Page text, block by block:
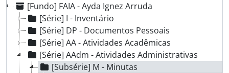
[Fundo] FAIA - Ayda Ignez Arruda
[Série] I - Inventário
[Série] DP - Documentos Pessoais
[Série] AA - Atividades Acadêmicas
[Série] AAdm - Atividades Administrativas
[Subsérie] M - Minutas